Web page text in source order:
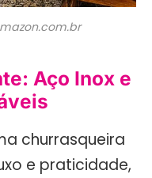
Aço Inox e
churrasqueira
e praticidade,